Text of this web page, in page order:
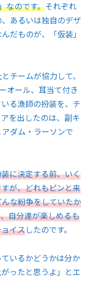
なのです。それぞれ
あるいは独自のデザ
だものが、「仮装」
チームが協力して、
オール、耳当て付き
る漁師の扮装を、チ
を出したのは、副キ
ダム・ラーソンで
に決定する前、いく
が、どれもピンと来
な紛争をしていたか
自分達が楽しめるも
イスしたのです。
いるかどうかは分か
ったと思うよ」とエ